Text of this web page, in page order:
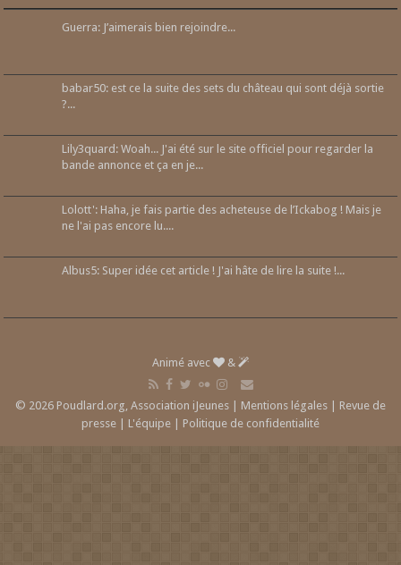
Guerra: J’aimerais bien rejoindre...
babar50: est ce la suite des sets du château qui sont déjà sortie
?...
Lily3quard: Woah... J'ai été sur le site officiel pour regarder la
bande annonce et ça en je...
Lolott': Haha, je fais partie des acheteuse de l’Ickabog ! Mais je
ne l'ai pas encore lu....
Albus5: Super idée cet article ! J'ai hâte de lire la suite !...
Animé avec &
© 2026 Poudlard.org, Association iJeunes | Mentions légales | Revue de
presse | L'équipe | Politique de confidentialité